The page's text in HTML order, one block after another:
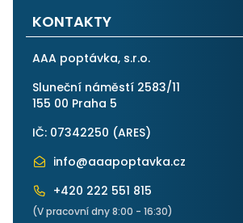
KONTAKTY
AAA poptávka, s.r.o.
Sluneční náměstí 2583/11
155 00 Praha 5
IČ: 07342250 (ARES)
info@aaapoptavka.cz
+420 222 551 815
(V pracovní dny 8:00 - 16:30)